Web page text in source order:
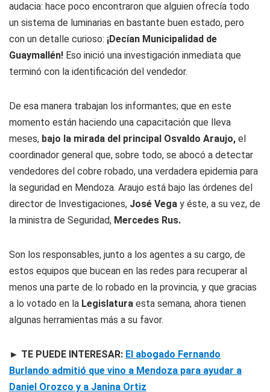
audacia: hace poco encontraron que alguien ofrecía todo
un sistema de luminarias en bastante buen estado, pero
con un detalle curioso: ¡Decían Municipalidad de
Guaymallén! Eso inició una investigación inmediata que
terminó con la identificación del vendedor.
De esa manera trabajan los informantes; que en este
momento están haciendo una capacitación que lleva
meses, bajo la mirada del principal Osvaldo Araujo, el
coordinador general que, sobre todo, se abocó a detectar
vendedores del cobre robado, una verdadera epidemia para
la seguridad en Mendoza. Araujo está bajo las órdenes del
director de Investigaciones, José Vega y éste, a su vez, de
la ministra de Seguridad, Mercedes Rus.
Son los responsables, junto a los agentes a su cargo, de
estos equipos que bucean en las redes para recuperar al
menos una parte de lo robado en la provincia, y que gracias
a lo votado en la Legislatura esta semana, ahora tienen
algunas herramientas más a su favor.
► TE PUEDE INTERESAR: El abogado Fernando
Burlando admitió que vino a Mendoza para ayudar a
Daniel Orozco y a Janina Ortiz